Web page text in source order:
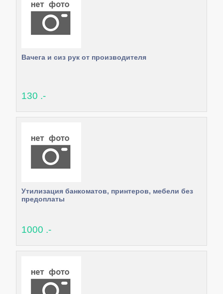
Вачега и сиз рук от производителя
130 .-
Утилизация банкоматов, принтеров, мебели без
предоплаты
1000 .-